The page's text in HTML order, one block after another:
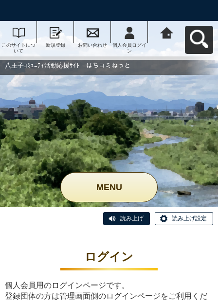
このサイトにつ
いて
新規登録 お問い合わせ
個人会員ログイ
ン
動応援ｻｲﾄ はち
コミねっとへ戻
八王子ｺﾐｭﾆﾃｨ活動応援ｻｲﾄ はちコミねっと
MENU
読み上げ 読み上げ設定
ログイン
個人会員用のログインページです。
登録団体の方は管理画面側のログインページをご利用くだ